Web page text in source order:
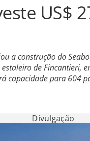
US$
a construção do
de Fincantieri,
capacidade para 604
Divulgação